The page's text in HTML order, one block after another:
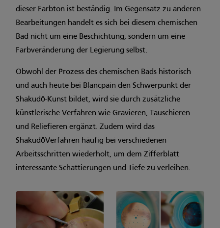
dieser Farbton ist beständig. Im Gegensatz zu anderen
Bearbeitungen handelt es sich bei diesem chemischen
Bad nicht um eine Beschichtung, sondern um eine
Farbveränderung der Legierung selbst.
Obwohl der Prozess des chemischen Bads historisch
und auch heute bei Blancpain den Schwerpunkt der
Shakudō-Kunst bildet, wird sie durch zusätzliche
künstlerische Verfahren wie Gravieren, Tauschieren
und Reliefieren ergänzt. Zudem wird das
ShakudōVerfahren häufig bei verschiedenen
Arbeitsschritten wiederholt, um dem Zifferblatt
interessante Schattierungen und Tiefe zu verleihen.